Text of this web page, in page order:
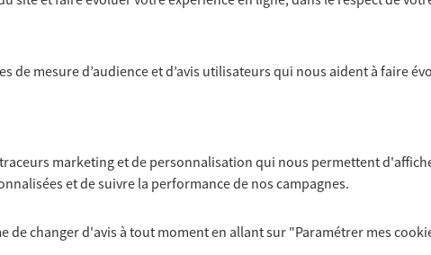
de mesure d’audience et d’avis utilisateurs qui nous aident à faire
marketing et de personnalisation qui nous permettent
et de suivre la performance de nos campagnes.
de changer d'avis à tout moment en allant sur "Paramétrer mes